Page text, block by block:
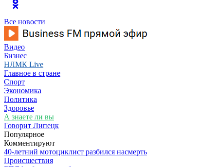
Все новости
Видео
Бизнес
НЛМК Live
Главное в стране
Спорт
Экономика
Политика
Здоровье
А знаете ли вы
Говорит Липецк
Популярное
Комментируют
40-летний мотоциклист разбился насмерть
Происшествия